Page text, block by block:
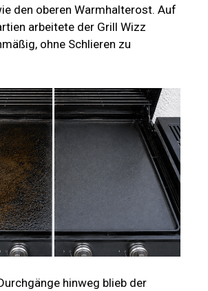
den oberen Warmhalterost. Auf
arbeitete der Grill Wizz
ohne Schlieren zu
hinweg blieb der